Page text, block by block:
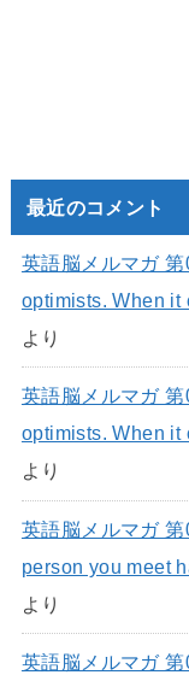
最近のコメント
英語脳メルマガ
optimists. When it
より
英語脳メルマガ
optimists. When it
より
英語脳メルマガ
person you meet
より
英語脳メルマガ